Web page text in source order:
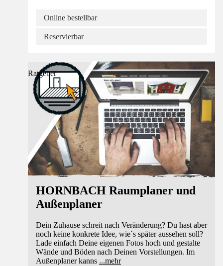
Online bestellbar
Reservierbar
Ratgeber
HORNBACH Raumplaner und
Außenplaner
Dein Zuhause schreit nach Veränderung? Du hast aber
noch keine konkrete Idee, wie´s später aussehen soll?
Lade einfach Deine eigenen Fotos hoch und gestalte
Wände und Böden nach Deinen Vorstellungen. Im
Außenplaner kanns ...mehr